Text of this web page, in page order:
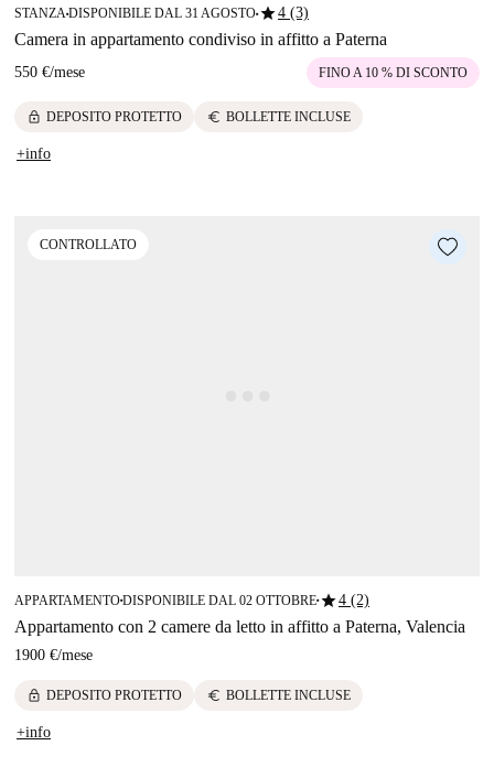
STANZA■DISPONIBILE DAL 31 AGOSTO■star4 (3)
Camera in appartamento condiviso in affitto a Paterna
550 €/mese FINO A 10 % DI SCONTO
lock DEPOSITO PROTETTO euro BOLLETTE INCLUSE
+info
CONTROLLATO
APPARTAMENTO■DISPONIBILE DAL 02 OTTOBRE■star4 (2)
Appartamento con 2 camere da letto in affitto a Paterna, Valencia
1900 €/mese
lock DEPOSITO PROTETTO euro BOLLETTE INCLUSE
+info